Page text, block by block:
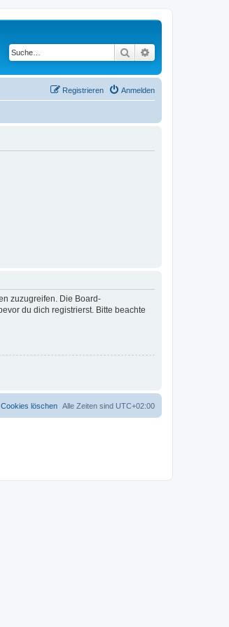
Suche
Anmelden
Registrieren
zuzugreifen. Die Board-
du dich registrierst. Bitte beachte
Alle Zeiten sind UTC+02:00
Cookies löschen